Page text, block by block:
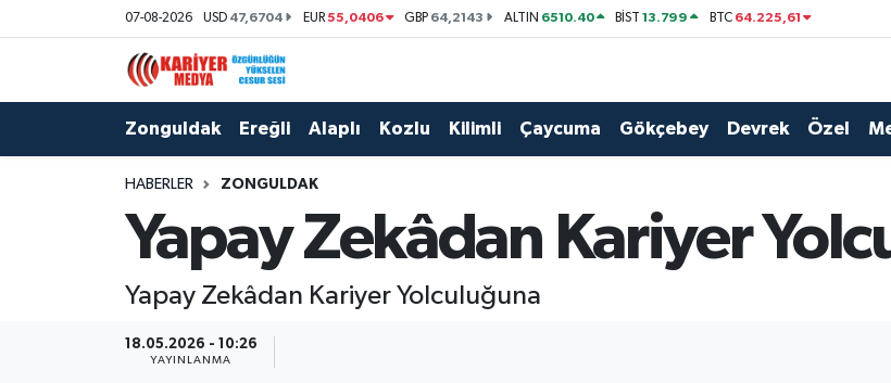
07-08-2026 USD 47,6704 EUR55,0406 GBP 64,2143 ALTIN 6510.40 BİST13.799 BTC 64.225,61
Zonguldak Ereğli Alaplı Kozlu Kilimli Çaycuma Gökçebey Devrek Özel
HABERLER ZONGULDAK
Yapay Zekâdan Kariyer
Yapay Zekâdan Kariyer Yolculuğuna
18.05.2026 - 10:26
YAYINLANMA
Zonguldak
Zonguldak Nöbetçi Eczaneler
Zonguldak Hava Durumu
Zonguldak Namaz Vakitleri
Zonguldak Trafik Yoğunluk Haritası
Puan Durumu ve Fikstür
Tüm Manşetler